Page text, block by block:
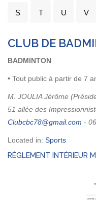
S T U V
CLUB DE
BADMINTON
• Tout public à partir de 7
M. JOULIA Jérôme
51 allée des
-
Located in: Sports
RÈGLEMENT INTÉRIEUR